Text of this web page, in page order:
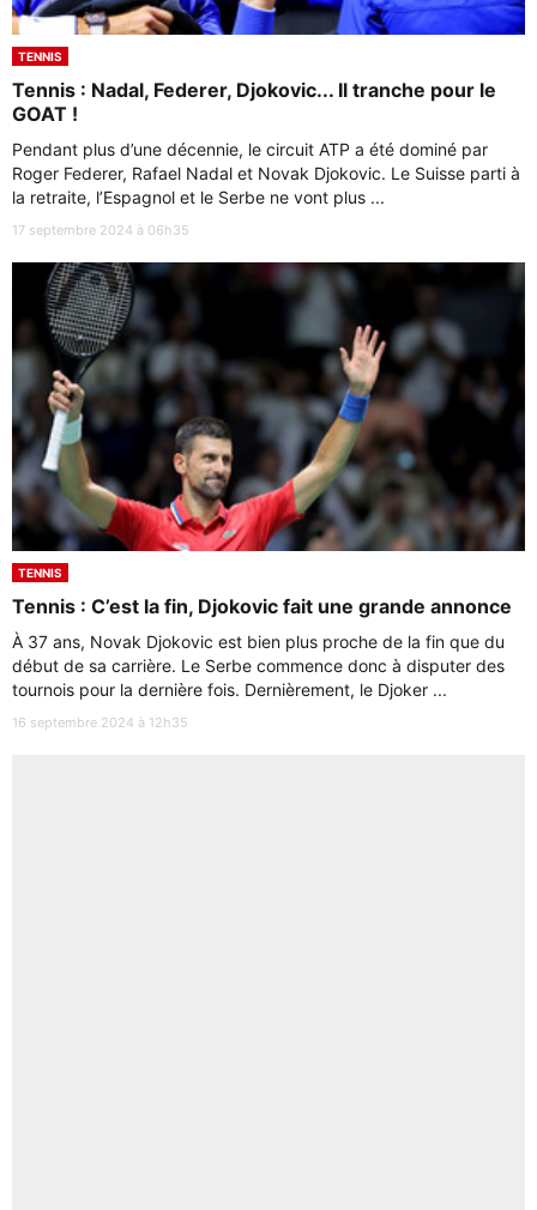
TENNIS
Tennis : Nadal, Federer, Djokovic... Il tranche pour le
GOAT !
Pendant plus d’une décennie, le circuit ATP a été dominé par
Roger Federer, Rafael Nadal et Novak Djokovic. Le Suisse parti à
la retraite, l’Espagnol et le Serbe ne vont plus ...
17 septembre 2024 à 06h35
TENNIS
Tennis : C’est la fin, Djokovic fait une grande annonce
À 37 ans, Novak Djokovic est bien plus proche de la fin que du
début de sa carrière. Le Serbe commence donc à disputer des
tournois pour la dernière fois. Dernièrement, le Djoker ...
16 septembre 2024 à 12h35